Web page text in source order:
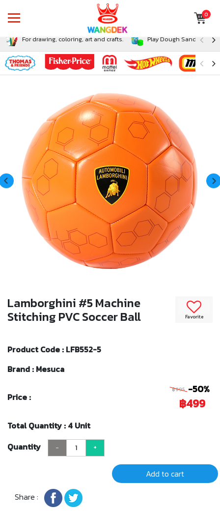
0
For drawing, coloring, art and crafts. Play Dough Sand and
Favorite
Lamborghini #5 Machine
Stitching PVC Soccer Ball
Product Code : LFB552-5
Brand : Mesuca
Price :
฿995 -50%
฿499
Total Quantity : 4 Unit
Quantity
- +
Add to cart
Share :